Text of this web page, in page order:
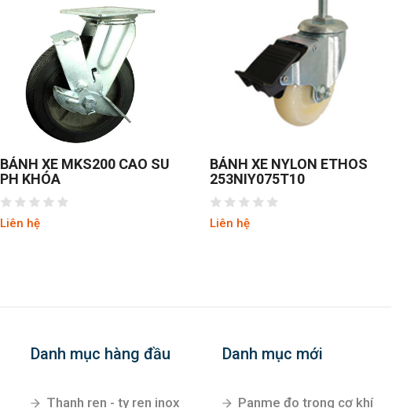
BÁNH XE NYLON ETHOS
253NIY075T10
Liên hệ
BÁNH XE NYLON
FOOTMASTER GDN-80F
Liên hệ
Danh mục hàng đầu
Thanh ren - ty ren inox
Danh mục mới
Panme đo trong cơ khí